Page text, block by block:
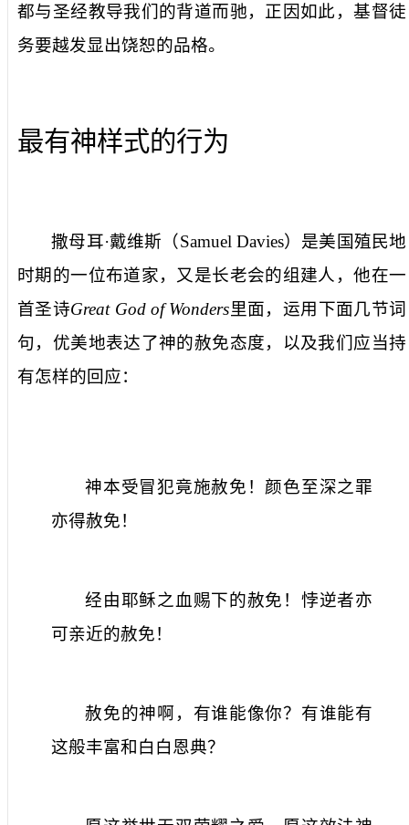
都与圣经教导我们的背道而驰，正因如此，基督徒
务要越发显出饶恕的品格。
最有神样式的行为
撒母耳·戴维斯（Samuel Davies）是美国殖民地
时期的一位布道家，又是长老会的组建人，他在一
首圣诗Great God of Wonders里面，运用下面几节词
句，优美地表达了神的赦免态度，以及我们应当持
有怎样的回应：
神本受冒犯竟施赦免！颜色至深之罪
亦得赦免！
经由耶稣之血赐下的赦免！悖逆者亦
可亲近的赦免！
赦免的神啊，有谁能像你？有谁能有
这般丰富和白白恩典？